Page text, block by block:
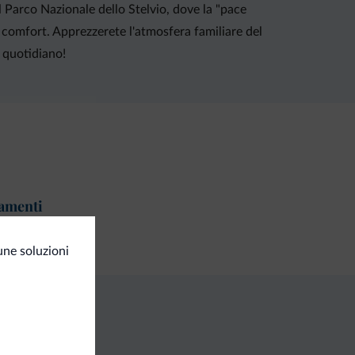
Nazionale dello Stelvio, dove la "pace
Apprezzerete l'atmosfera familiare del
quotidiano!
soluzioni